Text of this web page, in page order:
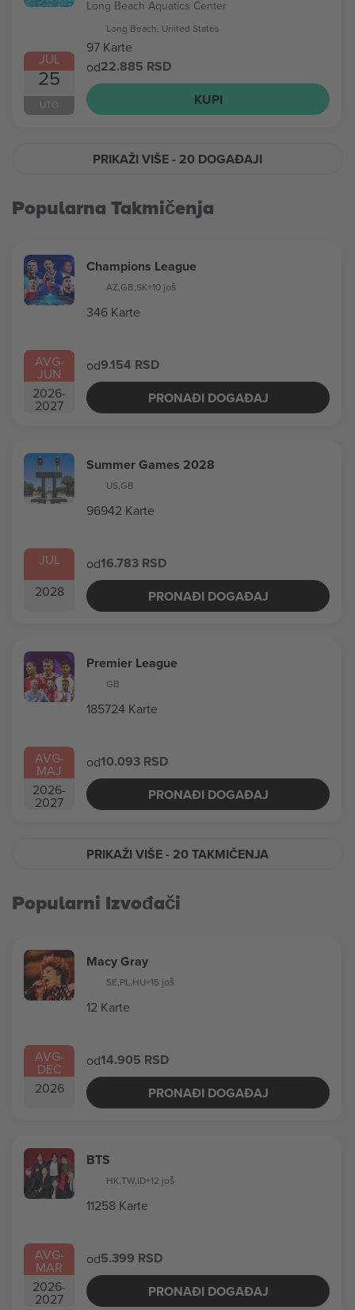
JUL
25
UTO
Long Beach Aquatics Center
Long Beach, United States
97 Karte
od22.885 RSD
KUPI
PRIKAŽI VIŠE- 20 DOGAĐAJI
Popularna Takmičenja
AVG-
JUN
2026-
2027
Champions League
AZ,GB,SK+10 još
346 Karte
od9.154 RSD
PRONAĐI DOGAĐAJ
JUL
2028
Summer Games 2028
US,GB
96942 Karte
od16.783 RSD
PRONAĐI DOGAĐAJ
AVG-
MAJ
2026-
2027
Premier League
GB
185724 Karte
od10.093 RSD
PRONAĐI DOGAĐAJ
PRIKAŽI VIŠE- 20 TAKMIČENJA
Popularni Izvođači
AVG-
DEC
2026
Macy Gray
SE,PL,HU+15 još
12 Karte
od14.905 RSD
PRONAĐI DOGAĐAJ
AVG-
MAR
2026-
2027
BTS
HK,TW,ID+12 još
11258 Karte
od5.399 RSD
PRONAĐI DOGAĐAJ